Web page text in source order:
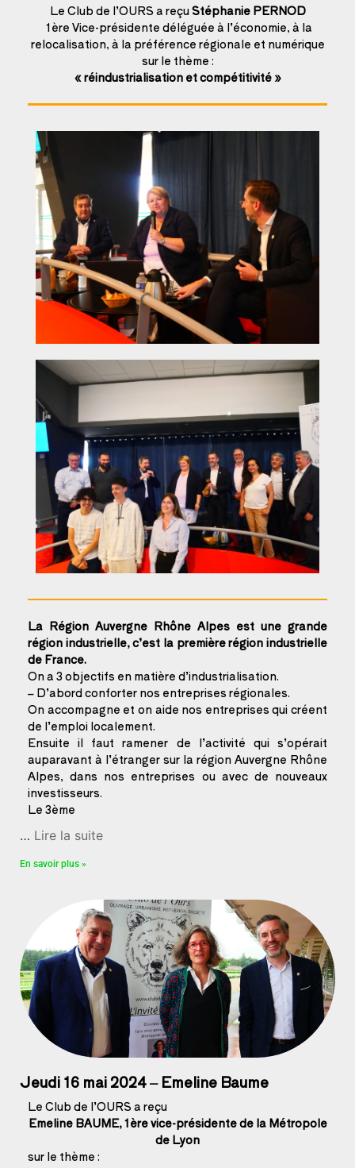
Le Club de l’OURS a reçuStéphanie PERNOD
1ère Vice-présidente déléguée à l’économie, à la
relocalisation, à la préférence régionale et numérique
sur le thème :
« réindustrialisation et compétitivité »
‌La Région Auvergne Rhône Alpes est une grande
région industrielle, c’est la première région industrielle
de France.
On a 3 objectifs en matière d’industrialisation.
– D’abord conforter nos entreprises régionales.
On accompagne et on aide nos entreprises qui créent
de l’emploi localement.
Ensuite il faut ramener de l’activité qui s’opérait
auparavant à l’étranger sur la région Auvergne Rhône
Alpes, dans nos entreprises ou avec de nouveaux
investisseurs.
Le 3ème
… Lire la suite
En savoir plus »
Jeudi 16 mai 2024 – Emeline Baume
Le Club de l’OURS a reçu
Emeline BAUME,1ère vice-présidente de la Métropole
de Lyon
sur le thème :